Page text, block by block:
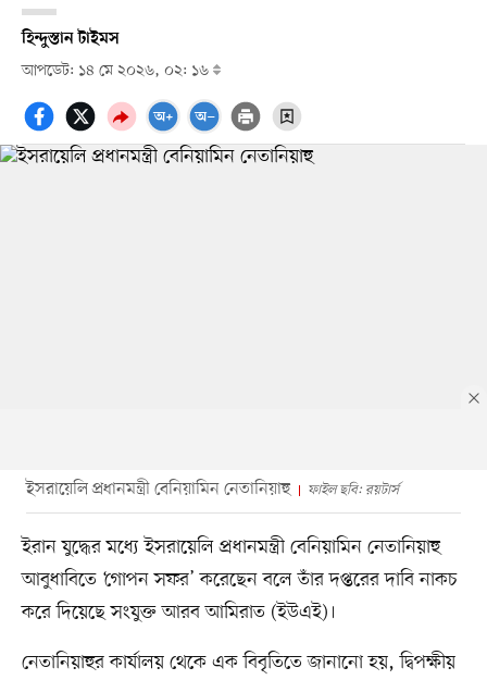
হিন্দুস্তান টাইমস
আপডেট: ১৪ মে ২০২৬, ০২: ১৬
ইসরায়েলি প্রধানমন্ত্রী বেনিয়ামিন নেতানিয়াহু ফাইল ছবি: রয়টার্স
ইরান যুদ্ধের মধ্যে ইসরায়েলি প্রধানমন্ত্রী বেনিয়ামিন নেতানিয়াহু
আবুধাবিতে ‘গোপন সফর’ করেছেন বলে তাঁর দপ্তরের দাবি নাকচ
করে দিয়েছে সংযুক্ত আরব আমিরাত (ইউএই)।
নেতানিয়াহুর কার্যালয় থেকে এক বিবৃতিতে জানানো হয়, দ্বিপক্ষীয়